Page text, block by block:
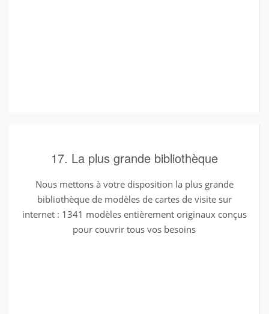
17. La plus grande bibliothèque
Nous mettons à votre disposition la plus grande
bibliothèque de modèles de cartes de visite sur
internet : 1341 modèles entièrement originaux conçus
pour couvrir tous vos besoins